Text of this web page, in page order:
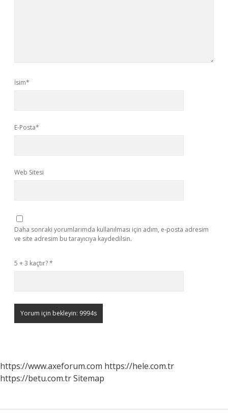
İsim*
E-Posta*
Web Sitesi
Daha sonraki yorumlarımda kullanılması için adım, e-posta adresim
ve site adresim bu tarayıcıya kaydedilsin.
5 + 3 kaçtır?*
https://www.axeforum.com https://hele.com.tr
https://betu.com.trSitemap